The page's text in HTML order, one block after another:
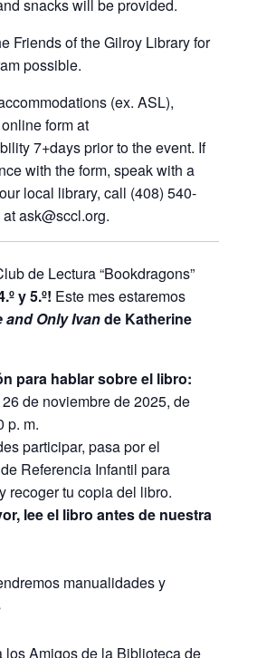
snacks will be provided.
Friends of the Gilroy Library for
possible.
(ex. ASL),
form at
7+days prior to the event. If
with the form, speak with a
local library, call (408) 540-
ask@sccl.org.
de Lectura “Bookdragons”
y 5.º! Este mes estaremos
and Only Ivande Katherine
para hablar sobre el libro:
de noviembre de 2025, de
p. m.
participar, pasa por el
Referencia Infantil para
recoger tu copia del libro.
lee el libro antes de nuestra
manualidades y
los Amigos de la Biblioteca de